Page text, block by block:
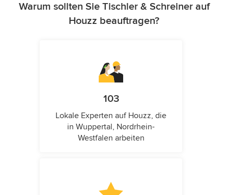
Warum sollten Sie Tischler & Schreiner auf
Houzz beauftragen?
103
Lokale Experten auf Houzz, die
in Wuppertal, Nordrhein-
Westfalen arbeiten